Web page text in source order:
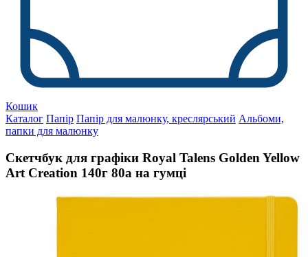
Кошик
Каталог Папір Папір для малюнку, креслярський Альбоми,
папки для малюнку
Скетчбук для графіки Royal Talens Golden Yellow
Art Creation 140г 80а на гумці